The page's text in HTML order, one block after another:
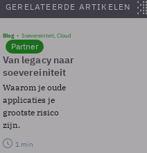
GERELATEERDE ARTIKELEN
Blog Soevereinteit, Cloud
Partner
Van legacy naar
soevereiniteit
Waarom je oude
applicaties je
grootste risico
zijn.
1 min